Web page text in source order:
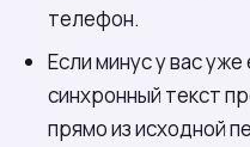
телефон.
Если минус у вас
синхронный текст
прямо из исходной